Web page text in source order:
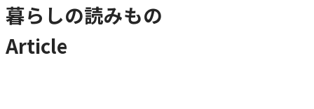
暮らしの読みもの
Article